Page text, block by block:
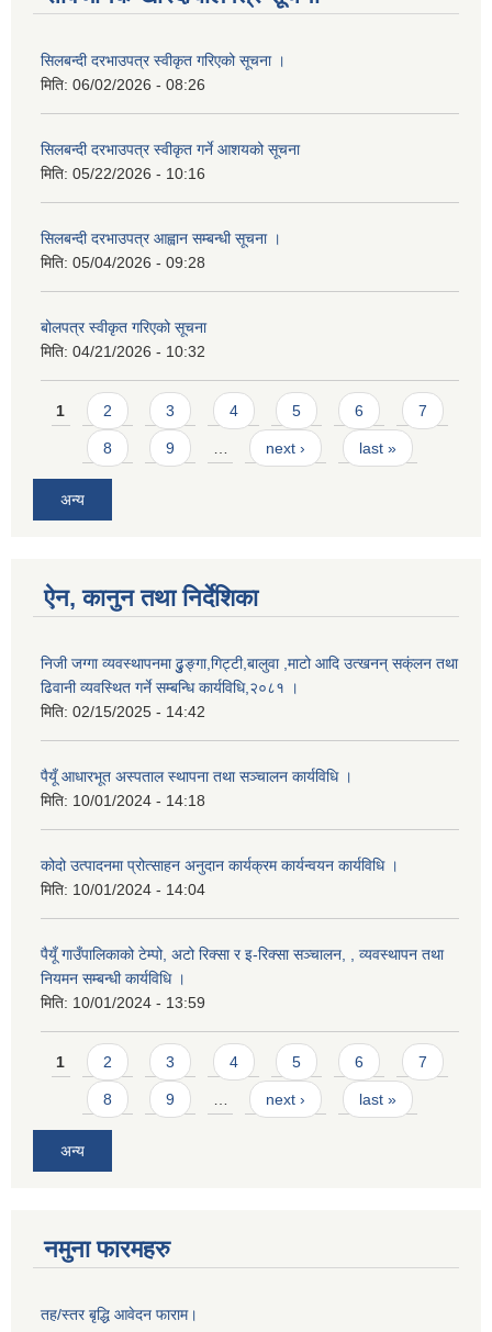
सिलबन्दी दरभाउपत्र स्वीकृत गरिएको सूचना ।
मिति: 06/02/2026 - 08:26
सिलबन्दी दरभाउपत्र स्वीकृत गर्ने आशयको सूचना
मिति: 05/22/2026 - 10:16
सिलबन्दी दरभाउपत्र आह्वान सम्बन्धी सूचना ।
मिति: 05/04/2026 - 09:28
बोलपत्र स्वीकृत गरिएको सूचना
मिति: 04/21/2026 - 10:32
Pages
1 2 3 4 5 6 7
8 9 … next › last »
अन्य
ऐन, कानुन तथा निर्देशिका
निजी जग्गा व्यवस्थापनमा ढुुङ्गा,गिट्टी,बालुवा ,माटो आदि उत्खनन् सक्ंलन तथा
ढिवानी व्यवस्थित गर्ने सम्बन्धि कार्यविधि,२०८१ ।
मिति: 02/15/2025 - 14:42
पैयूँ आधारभूत अस्पताल स्थापना तथा सञ्चालन कार्यविधि ।
मिति: 10/01/2024 - 14:18
कोदो उत्पादनमा प्रोत्साहन अनुदान कार्यक्रम कार्यन्वयन कार्यविधि ।
मिति: 10/01/2024 - 14:04
पैयूँ गाउँपालिकाको टेम्पो, अटो रिक्सा र इ-रिक्सा सञ्चालन, , व्यवस्थापन तथा
नियमन सम्बन्धी कार्यविधि ।
मिति: 10/01/2024 - 13:59
Pages
1 2 3 4 5 6 7
8 9 … next › last »
अन्य
नमुना फारमहरु
तह/स्तर बृद्धि आवेदन फाराम।